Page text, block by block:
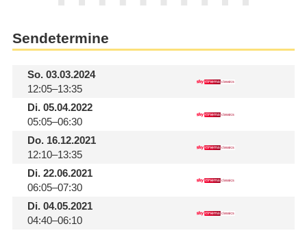
Sendetermine
So.03.03.2024
12:05–13:35
Di.05.04.2022
05:05–06:30
Do.16.12.2021
12:10–13:35
Di.22.06.2021
06:05–07:30
Di.04.05.2021
04:40–06:10